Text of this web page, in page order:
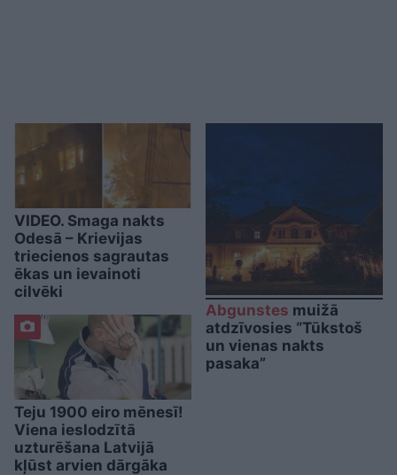
VIDEO. Smaga nakts
Odesā – Krievijas
triecienos sagrautas
ēkas un ievainoti
cilvēki
Teju 1900 eiro mēnesī!
Viena ieslodzītā
uzturēšana Latvijā
kļūst arvien dārgāka
Abgunstes muižā
atdzīvosies “Tūkstoš
un vienas nakts
pasaka”